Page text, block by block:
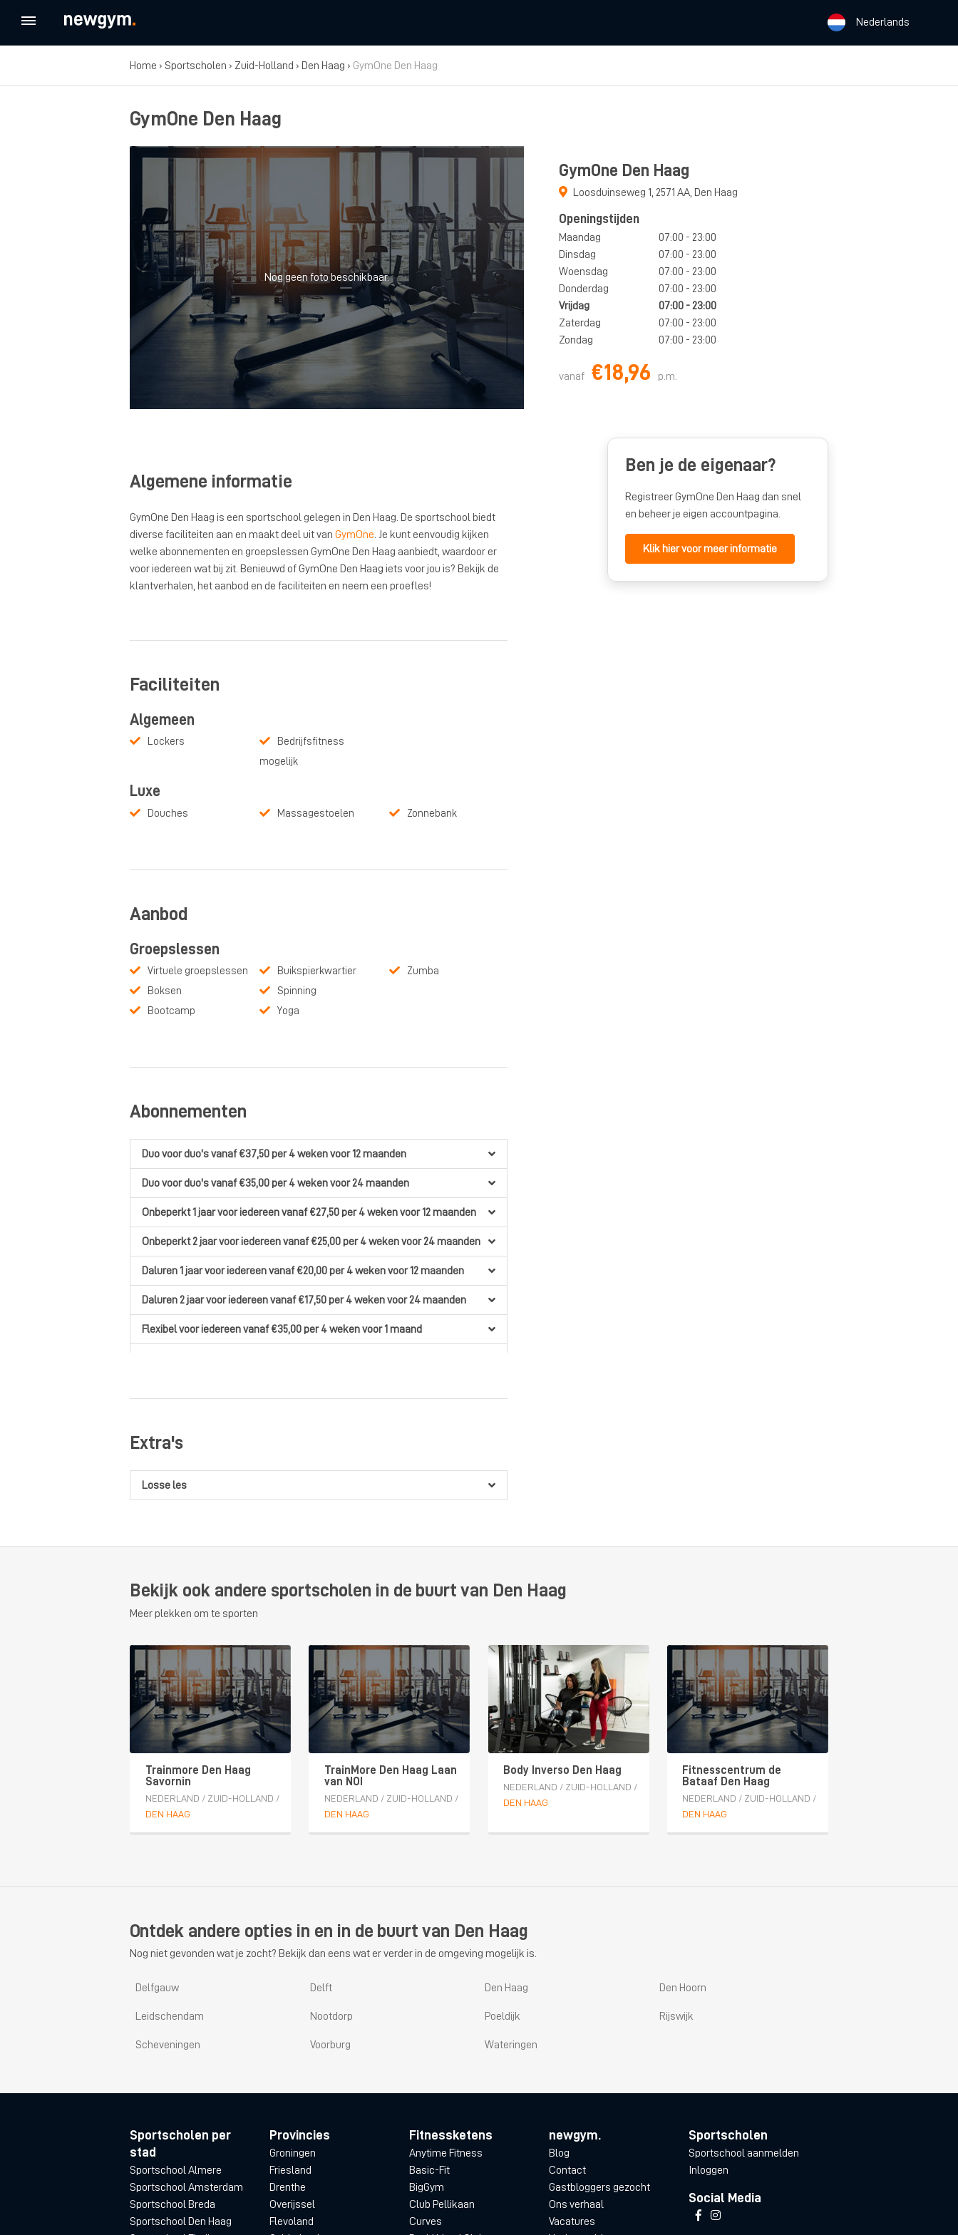
Nederlands
Home › Sportscholen › Zuid-Holland › Den Haag › GymOne Den Haag
GymOne Den Haag
Nog geen foto beschikbaar.
GymOne Den Haag
Loosduinseweg 1 2571 AA, Den Haag
Openingstijden
Maandag
07:00 - 23:00
Dinsdag
07:00 - 23:00
Woensdag
07:00 - 23:00
Donderdag
07:00 - 23:00
Vrijdag
07:00 - 23:00
Zaterdag
07:00 - 23:00
Zondag
07:00 - 23:00
vanaf €18,96 p.m.
Algemene informatie
GymOne Den Haag is een sportschool gelegen in Den Haag. De sportschool biedt
diverse faciliteiten aan en maakt deel uit van GymOne . Je kunt eenvoudig kijken
welke abonnementen en groepslessen GymOne Den Haag aanbiedt, waardoor er
voor iedereen wat bij zit. Benieuwd of GymOne Den Haag iets voor jou is? Bekijk de
klantverhalen, het aanbod en de faciliteiten en neem een proefles!
Faciliteiten
Algemeen
Lockers
Bedrijfsfitness
mogelijk
Luxe
Douches Massagestoelen Zonnebank
Aanbod
Groepslessen
Virtuele groepslessen
Boksen
Bootcamp
Buikspierkwartier
Spinning
Yoga
Zumba
Abonnementen
Duovoor duo'svanaf €37,50per 4 wekenvoor 12 maanden
Duovoor duo'svanaf €35,00per 4 wekenvoor 24 maanden
Onbeperkt 1 jaarvoor iedereenvanaf €27,50per 4 wekenvoor 12 maanden
Onbeperkt 2 jaarvoor iedereenvanaf €25,00per 4 wekenvoor 24 maanden
Daluren 1 jaarvoor iedereenvanaf €20,00per 4 wekenvoor 12 maanden
Daluren 2 jaarvoor iedereenvanaf €17,50per 4 wekenvoor 24 maanden
Flexibelvoor iedereenvanaf €35,00per 4 wekenvoor 1 maand
Extra's
Losse les
Ben je de eigenaar?
Registreer GymOne Den Haag dan snel
en beheer je eigen accountpagina.
Klik hier voor meer informatie
Bekijk ook andere sportscholen in de buurt van Den Haag
Meer plekken om te sporten
Trainmore Den Haag
Savornin
NEDERLAND / ZUID-HOLLAND /
DEN HAAG
TrainMore Den Haag Laan
van NOI
NEDERLAND / ZUID-HOLLAND /
DEN HAAG
Body Inverso Den Haag
NEDERLAND / ZUID-HOLLAND /
DEN HAAG
Fitnesscentrum de
Bataaf Den Haag
NEDERLAND / ZUID-HOLLAND /
DEN HAAG
Ontdek andere opties in en in de buurt van Den Haag
Nog niet gevonden wat je zocht? Bekijk dan eens wat er verder in de omgeving mogelijk is.
Delfgauw Delft Den Haag Den Hoorn
Leidschendam Nootdorp Poeldijk Rijswijk
Scheveningen Voorburg Wateringen
Sportscholen per
stad
Sportschool Almere
Sportschool Amsterdam
Sportschool Breda
Sportschool Den Haag
Provincies
Groningen
Friesland
Drenthe
Overijssel
Flevoland
Fitnessketens
Anytime Fitness
Basic-Fit
BigGym
Club Pellikaan
Curves
newgym.
Blog
Contact
Gastbloggers gezocht
Ons verhaal
Vacatures
Sportscholen
Sportschool aanmelden
Inloggen
Social Media